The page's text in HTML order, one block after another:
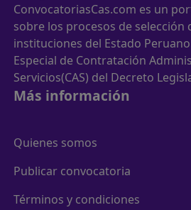
ConvocatoriasCas.com es un
sobre los procesos de selección
instituciones del Estado
Especial de Contratación
Servicios(CAS) del Decreto
Más información
Quienes somos
Publicar convocatoria
Términos y condiciones